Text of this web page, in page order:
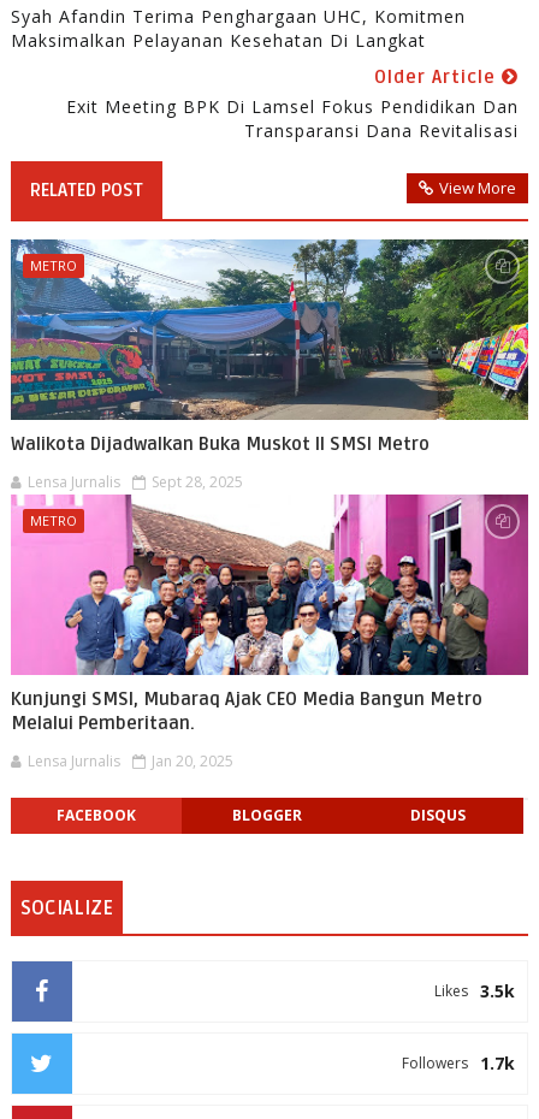
Syah Afandin Terima Penghargaan UHC, Komitmen
Maksimalkan Pelayanan Kesehatan Di Langkat
Older Article
Exit Meeting BPK Di Lamsel Fokus Pendidikan Dan
Transparansi Dana Revitalisasi
RELATED POST View More
METRO
Walikota Dijadwalkan Buka Muskot II SMSI Metro
Lensa Jurnalis Sept 28, 2025
METRO
Kunjungi SMSI, Mubaraq Ajak CEO Media Bangun Metro
Melalui Pemberitaan.
Lensa Jurnalis Jan 20, 2025
FACEBOOK BLOGGER DISQUS
SOCIALIZE
3.5k
Likes
1.7k
Followers